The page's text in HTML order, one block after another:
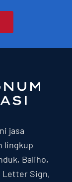
jasa
lingkup
Baliho,
Letter Sign,